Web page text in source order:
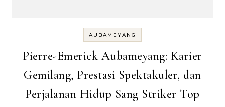
AUBAMEYANG
Pierre-Emerick Aubameyang: Karier
Gemilang, Prestasi Spektakuler, dan
Perjalanan Hidup Sang Striker Top